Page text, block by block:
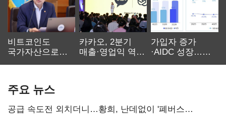
비트코인도
국가자산으로…'
카카오, 2분기
매출·영업익 역대
가입자 증가
·AIDC 성장…
주요 뉴스
공급 속도전 외치더니…황희, 난데없이 '폐버스